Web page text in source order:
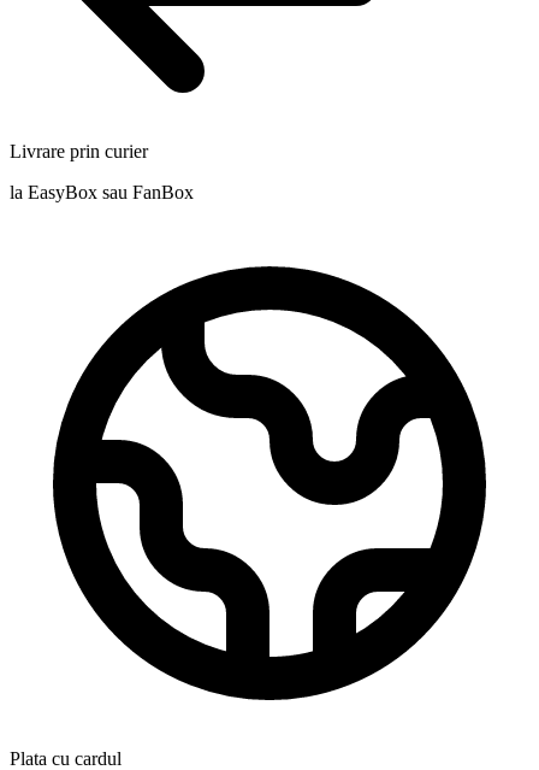
Livrare prin curier
la EasyBox sau FanBox
Plata cu cardul